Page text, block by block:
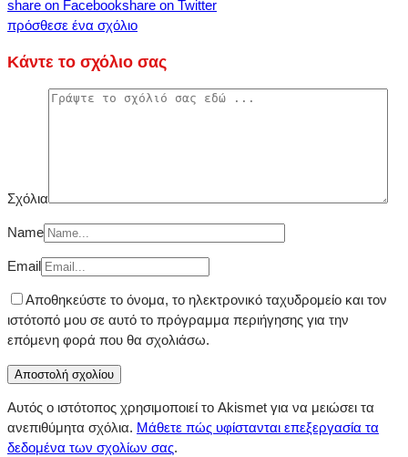
share on Facebookshare on Twitter
πρόσθεσε ένα σχόλιο
Κάντε το σχόλιο σας
Σχόλια
Name
Email
Αποθηκεύστε το όνομα, το ηλεκτρονικό ταχυδρομείο και τον
ιστότοπό μου σε αυτό το πρόγραμμα περιήγησης για την
επόμενη φορά που θα σχολιάσω.
Αυτός ο ιστότοπος χρησιμοποιεί το Akismet για να μειώσει τα
ανεπιθύμητα σχόλια. Μάθετε πώς υφίστανται επεξεργασία τα
δεδομένα των σχολίων σας.